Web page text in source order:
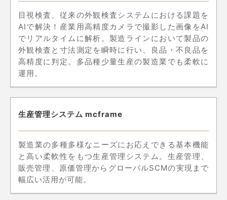
目視検査、従来の外観検査システムにおける課題を
AIで解決！産業用高精度カメラで撮影した画像をAI
でリアルタイムに解析。製造ラインにおいて製品の
外観検査と寸法測定を瞬時に行い、良品・不良品を
高精度に判定。多品種少量生産の製造業でも柔軟に
運用。
生産管理システム mcframe
製造業の多種多様なニーズにお応えできる基本機能
と高い柔軟性をもつ生産管理システム。生産管理、
販売管理、原価管理からグローバルSCMの実現まで
幅広い活用が可能。